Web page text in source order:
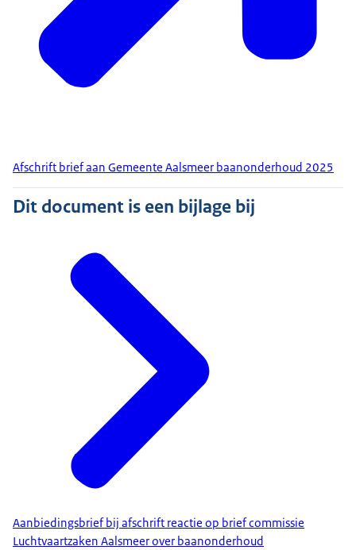
Afschrift brief aan Gemeente Aalsmeer baanonderhoud 2025
Dit document is een bijlage bij
Aanbiedingsbrief bij afschrift reactie op brief commissie
Luchtvaartzaken Aalsmeer over baanonderhoud